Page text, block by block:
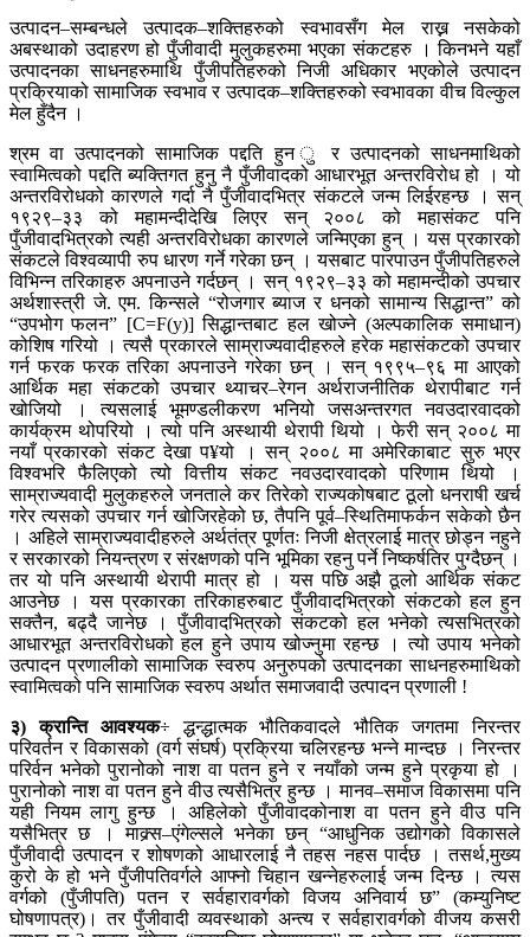
उत्पादन–सम्बन्धले उत्पादक–शक्तिहरुको स्वभावसँग मेल राख्न नसकेको
अबस्थाको उदाहरण हो पुँजीवादी मुलुकहरुमा भएका संकटहरु । किनभने यहाँ
उत्पादनका साधनहरुमाथि पुँजीपतिहरुको निजी अधिकार भएकोले उत्पादन
प्रक्रियाको सामाजिक स्वभाव र उत्पादक–शक्तिहरुको स्वभावका वीच विल्कुल
मेल हुँदैन ।
श्रम वा उत्पादनको सामाजिक पद्दति हुन ु र उत्पादनको साधनमाथिको
स्वामित्वको पद्दति ब्यक्तिगत हुनु नै पुँजीवादको आधारभूत अन्तरविरोध हो । यो
अन्तरविरोधको कारणले गर्दा नै पुँजीवादभित्र संकटले जन्म लिईरहन्छ । सन्
१९२९–३३ को महामन्दीदेखि लिएर सन् २००८ को महासंकट पनि
पुँजीवादभित्रको त्यही अन्तरविरोधका कारणले जन्मिएका हुन् । यस प्रकारको
संकटले विश्वव्यापी रुप धारण गर्ने गरेका छन् । यसबाट पारपाउन पुँजीपतिहरुले
विभिन्न तरिकाहरु अपनाउने गर्दछन् । सन् १९२९–३३ को महामन्दीको उपचार
अर्थशास्त्री जे. एम. किन्सले “रोजगार ब्याज र धनको सामान्य सिद्धान्त” को
“उपभोग फलन” [C=F(y)] सिद्धान्तबाट हल खोज्ने (अल्पकालिक समाधान)
कोशिष गरियो । त्यसै प्रकारले साम्राज्यवादीहरुले हरेक महासंकटको उपचार
गर्न फरक फरक तरिका अपनाउने गरेका छन् । सन् १९९५–९६ मा आएको
आर्थिक महा संकटको उपचार थ्याचर–रेगन अर्थराजनीतिक थेरापीबाट गर्न
खोजियो । त्यसलाई भूमण्डलीकरण भनियो जसअन्तरगत नवउदारवादको
कार्यक्रम थोपरियो । त्यो पनि अस्थायी थेरापी थियो । फेरी सन् २००८ मा
नयाँ प्रकारको संकट देखा प¥यो । सन् २००८ मा अमेरिकाबाट सुरु भएर
विश्वभरि फैलिएको त्यो वित्तीय संकट नवउदारवादको परिणाम थियो ।
साम्राज्यवादी मुलुकहरुले जनताले कर तिरेको राज्यकोषबाट ठूलो धनराषी खर्च
गरेर त्यसको उपचार गर्न खोजिरहेको छ, तैपनि पूर्व–स्थितिमाफर्कन सकेको छैन
। अहिले साम्राज्यवादीहरुले अर्थतंत्र पूर्णतः निजी क्षेत्रलाई मात्र छोड्न नहुने
र सरकारको नियन्त्रण र संरक्षणको पनि भूमिका रहनु पर्ने निष्कर्षतिर पुग्दैछन् ।
तर यो पनि अस्थायी थेरापी मात्र हो । यस पछि अझै ठूलो आर्थिक संकट
आउनेछ । यस प्रकारका तरिकाहरुबाट पुँजीवादभित्रको संकटको हल हुन
सक्तैन, बढ्दै जानेछ । पुँजीवादभित्रको संकटको हल भनेको त्यसभित्रको
आधारभूत अन्तरविरोधको हल हुने उपाय खोज्नुमा रहन्छ । त्यो उपाय भनेको
उत्पादन प्रणालीको सामाजिक स्वरुप अनुरुपको उत्पादनका साधनहरुमाथिको
स्वामित्वको पनि सामाजिक स्वरुप अर्थात समाजवादी उत्पादन प्रणाली !
३) क्रान्ति आवश्यक÷ द्धन्द्धात्मक भौतिकवादले भौतिक जगतमा निरन्तर
परिवर्तन र विकासको (वर्ग संघर्ष) प्रक्रिया चलिरहन्छ भन्ने मान्दछ । निरन्तर
परिर्वन भनेको पुरानोको नाश वा पतन हुने र नयाँको जन्म हुने प्रकृया हो ।
पुरानोको नाश वा पतन हुने वीउ त्यसैभित्र हुन्छ । मानव–समाज विकासमा पनि
यही नियम लागु हुन्छ । अहिलेको पुँजीवादकोनाश वा पतन हुने वीउ पनि
यसैभित्र छ । माक्र्स–एंगेल्सले भनेका छन् “आधुनिक उद्योगको विकासले
पुँजीवादी उत्पादन र शोषणको आधारलाई नै तहस नहस पार्दछ । तसर्थ,मुख्य
कुरो के हो भने पुँजीपतिवर्गले आफ्नो चिहान खन्नेहरुलाई जन्म दिन्छ । त्यस
वर्गको (पुँजीपति) पतन र सर्वहारावर्गको विजय अनिवार्य छ” (कम्युनिष्ट
घोषणापत्र)। तर पुँजीवादी व्यवस्थाको अन्त्य र सर्वहारावर्गको वीजय कसरी